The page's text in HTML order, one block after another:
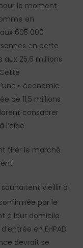
le moment
en
605 000
en perte
aux 25,6 millions
« économie
de 11,5 millions
consacrer
l’aidé.
tirer le marché
vieillir à
par le
à leur domicile
en EHPAD
devrait se